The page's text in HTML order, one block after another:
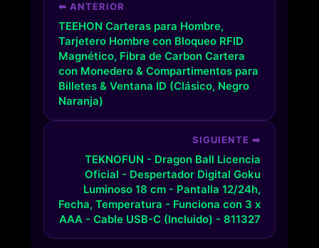
⬅ ANTERIOR
TEEHON Carteras para Hombre,
Tarjetero Hombre con Bloqueo RFID
Magnético, Fibra de Carbon Cartera
con Monedero & Compartimentos para
Billetes & Ventana ID (Clásico, Negro
Naranja)
SIGUIENTE ➡
TEKNOFUN - Dragon Ball Licencia
Oficial - Despertador Digital Goku
Luminoso 18 cm - Pantalla 12/24h,
Fecha, Temperatura - Funciona con 3 x
AAA - Cable USB-C (Incluido) - 811327